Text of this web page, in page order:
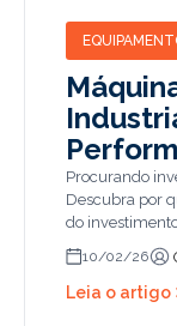
Procurando
Descubra por
do
10/02/26
Leia o artigo